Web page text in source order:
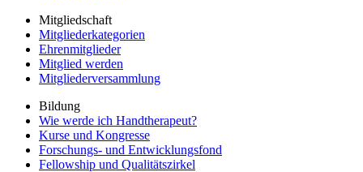
Mitgliedschaft
Mitgliederkategorien
Ehrenmitglieder
Mitglied werden
Mitgliederversammlung
Bildung
Wie werde ich Handtherapeut?
Kurse und Kongresse
Forschungs- und Entwicklungsfond
Fellowship und Qualitätszirkel